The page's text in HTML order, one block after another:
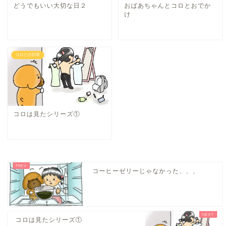
どうでもいい大切な日２
おばあちゃんとコロとおでか
け
コロとの日常
コロは見たシリーズ①
コーヒーゼリーじゃなかった、、、
コロは見たシリーズ①